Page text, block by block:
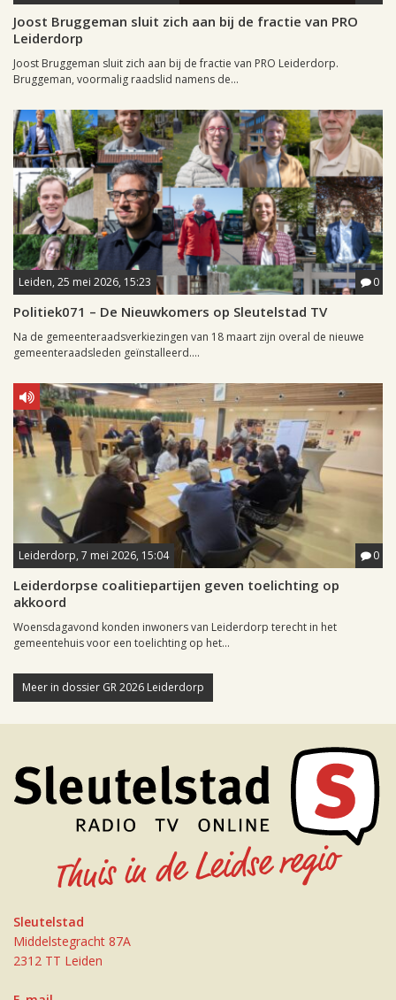
Joost Bruggeman sluit zich aan bij de fractie van PRO
Leiderdorp
Joost Bruggeman sluit zich aan bij de fractie van PRO Leiderdorp.
Bruggeman, voormalig raadslid namens de...
Leiden, 25 mei 2026, 15:23 0
Politiek071 – De Nieuwkomers op Sleutelstad TV
Na de gemeenteraadsverkiezingen van 18 maart zijn overal de nieuwe
gemeenteraadsleden geïnstalleerd....
Leiderdorp, 7 mei 2026, 15:04 0
Leiderdorpse coalitiepartijen geven toelichting op
akkoord
Woensdagavond konden inwoners van Leiderdorp terecht in het
gemeentehuis voor een toelichting op het...
Meer in dossier GR 2026 Leiderdorp
Sleutelstad
Middelstegracht 87A
2312 TT Leiden